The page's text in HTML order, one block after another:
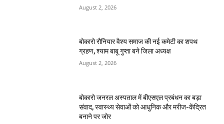
August 2, 2026
बोकारो रौनियार वैश्य समाज की नई कमेटी का शपथ
ग्रहण, श्याम बाबू गुप्ता बने जिला अध्यक्ष
August 2, 2026
बोकारो जनरल अस्पताल में बीएसएल प्रबंधन का बड़ा
संवाद, स्वास्थ्य सेवाओं को आधुनिक और मरीज-केंद्रित
बनाने पर जोर